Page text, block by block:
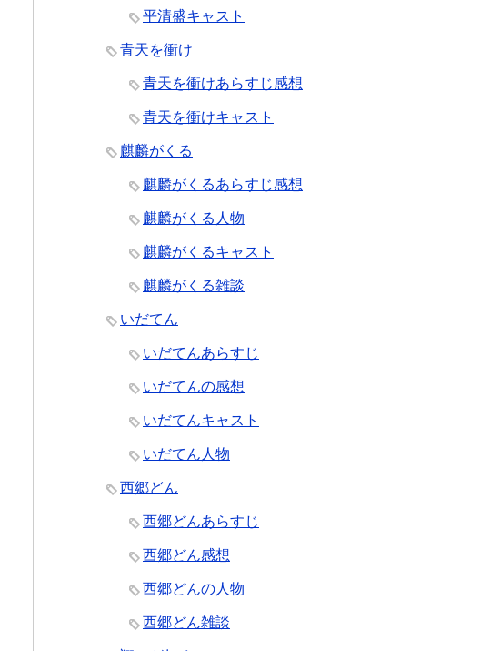
平清盛キャスト
青天を衝け
青天を衝けあらすじ感想
青天を衝けキャスト
麒麟がくる
麒麟がくるあらすじ感想
麒麟がくる人物
麒麟がくるキャスト
麒麟がくる雑談
いだてん
いだてんあらすじ
いだてんの感想
いだてんキャスト
いだてん人物
西郷どん
西郷どんあらすじ
西郷どん感想
西郷どんの人物
西郷どん雑談